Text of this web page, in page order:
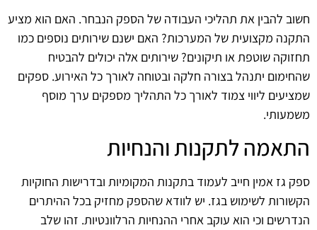
חשוב להבין את תהליכי העבודה של הספק הנבחר. האם הוא מציע
התקנה מקצועית של המערכות? האם ישנם שירותים נוספים כמו
תחזוקה שוטפת או תיקונים? שירותים אלה יכולים להבטיח
שהחימום יתנהל בצורה חלקה ובטוחה לאורך כל האירוע. ספקים
שמציעים ליווי צמוד לאורך כל התהליך מספקים ערך מוסף
משמעותי.
התאמה לתקנות והנחיות
ספק גז אמין חייב לעמוד בתקנות המקומיות ובדרישות החוקיות
הקשורות לשימוש בגז. יש לוודא שהספק מחזיק בכל ההיתרים
הנדרשים וכי הוא עוקב אחרי ההנחיות הרלוונטיות. זהו שלב